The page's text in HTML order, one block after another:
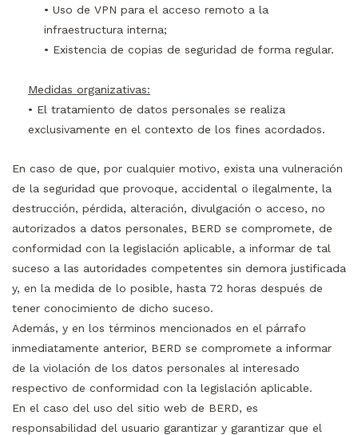
• Uso de VPN para el acceso remoto a la
infraestructura interna;
• Existencia de copias de seguridad de forma regular.
Medidas organizativas:
• El tratamiento de datos personales se realiza
exclusivamente en el contexto de los fines acordados.
En caso de que, por cualquier motivo, exista una vulneración
de la seguridad que provoque, accidental o ilegalmente, la
destrucción, pérdida, alteración, divulgación o acceso, no
autorizados a datos personales, BERD se compromete, de
conformidad con la legislación aplicable, a informar de tal
suceso a las autoridades competentes sin demora justificada
y, en la medida de lo posible, hasta 72 horas después de
tener conocimiento de dicho suceso.
Además, y en los términos mencionados en el párrafo
inmediatamente anterior, BERD se compromete a informar
de la violación de los datos personales al interesado
respectivo de conformidad con la legislación aplicable.
En el caso del uso del sitio web de BERD, es
responsabilidad del usuario garantizar y garantizar que el